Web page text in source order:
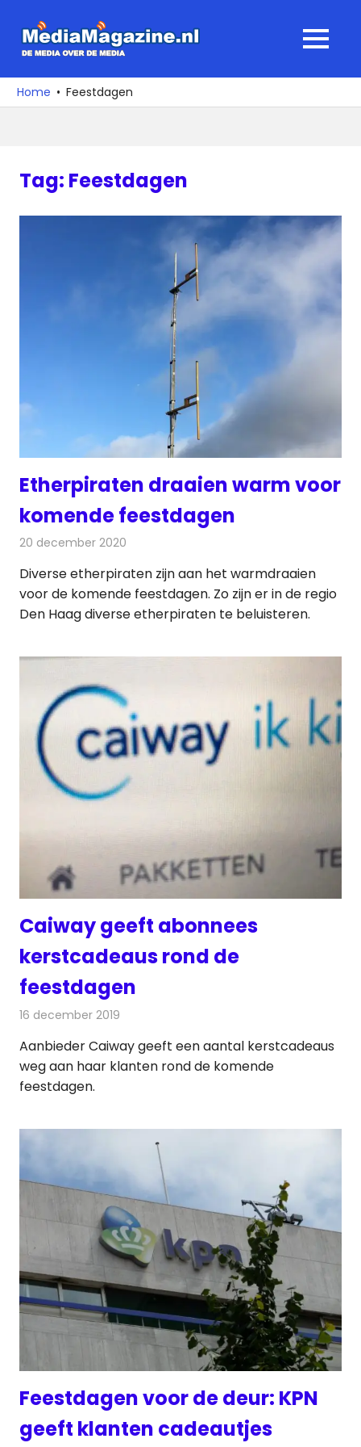
naar
media
over
MENU
Home Feestdagen
Tag: Feestdagen
Etherpiraten draaien warm voor
komende feestdagen
20 december 2020
Diverse etherpiraten zijn aan het warmdraaien
voor de komende feestdagen. Zo zijn er in de regio
Den Haag diverse etherpiraten te beluisteren.
Caiway geeft abonnees
kerstcadeaus rond de
feestdagen
16 december 2019
Aanbieder Caiway geeft een aantal kerstcadeaus
weg aan haar klanten rond de komende
feestdagen.
Feestdagen voor de deur: KPN
geeft klanten cadeautjes